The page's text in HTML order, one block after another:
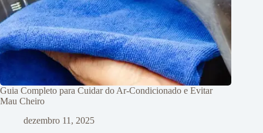
Guia Completo para Cuidar do Ar-Condicionado e Evitar
Mau Cheiro
dezembro 11, 2025